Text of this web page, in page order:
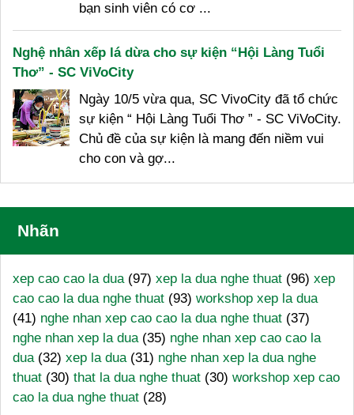
bạn sinh viên có cơ ...
Nghệ nhân xếp lá dừa cho sự kiện “Hội Làng Tuổi
Thơ” - SC ViVoCity
Ngày 10/5 vừa qua, SC VivoCity đã tổ chức
sự kiện “ Hội Làng Tuổi Thơ ” - SC ViVoCity.
Chủ đề của sự kiện là mang đến niềm vui
cho con và gợ...
Nhãn
xep cao cao la dua (97) xep la dua nghe thuat (96) xep
cao cao la dua nghe thuat (93) workshop xep la dua
(41) nghe nhan xep cao cao la dua nghe thuat (37)
nghe nhan xep la dua (35) nghe nhan xep cao cao la
dua (32) xep la dua (31) nghe nhan xep la dua nghe
thuat (30) that la dua nghe thuat (30) workshop xep cao
cao la dua nghe thuat (28)